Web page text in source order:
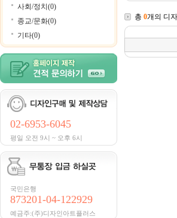
사회/정치(0)
종교/문화(0)
기타(0)
02-6953-6045
평일 오전 9시 ~ 오후 6시
국민은행
873201-04-122929
예금주:(주)디자인아트플러스
총 0개의 디